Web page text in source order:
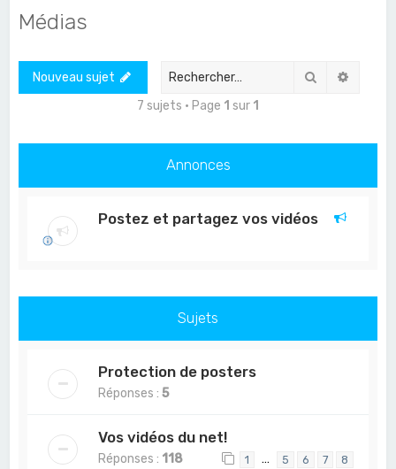
Médias
Nouveau sujet Rechercher
7 sujets • Page 1 sur 1
Annonces
Postez et partagez vos vidéos
Sujets
Protection de posters
Réponses :5
Vos vidéos du net!
Réponses : 118 1 … 5 6 7 8